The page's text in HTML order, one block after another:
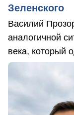
Зеленского
Василий
аналогичной
века, который